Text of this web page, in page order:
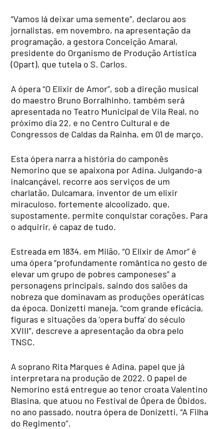
“Vamos lá deixar uma semente”, declarou aos
jornalistas, em novembro, na apresentação da
programação, a gestora Conceição Amaral,
presidente do Organismo de Produção Artística
(Opart), que tutela o S. Carlos.
A ópera “O Elixir de Amor”, sob a direção musical
do maestro Bruno Borralhinho, também será
apresentada no Teatro Municipal de Vila Real, no
próximo dia 22, e no Centro Cultural e de
Congressos de Caldas da Rainha, em 01 de março.
Esta ópera narra a história do camponês
Nemorino que se apaixona por Adina. Julgando-a
inalcançável, recorre aos serviços de um
charlatão, Dulcamara, inventor de um elixir
miraculoso, fortemente alcoolizado, que,
supostamente, permite conquistar corações. Para
o adquirir, é capaz de tudo.
Estreada em 1834, em Milão, “O Elixir de Amor” é
uma ópera “profundamente romântica no gesto de
elevar um grupo de pobres camponeses” a
personagens principais, saindo dos salões da
nobreza que dominavam as produções operáticas
da época. Donizetti maneja, “com grande eficácia,
figuras e situações da ‘opera buffa’ do século
XVIII”, descreve a apresentação da obra pelo
TNSC.
A soprano Rita Marques é Adina, papel que já
interpretara na produção de 2022. O papel de
Nemorino está entregue ao tenor croata Valentino
Blasina, que atuou no Festival de Ópera de Óbidos,
no ano passado, noutra ópera de Donizetti, “A Filha
do Regimento”.